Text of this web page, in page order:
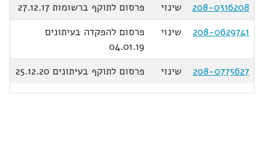
208-0316208
שינוי
פרסום לתוקף ברשומות 27.12.17
208-0629741
שינוי
פרסום להפקדה בעיתונים
04.01.19
208-0775627
שינוי פרסום לתוקף בעיתונים 25.12.20